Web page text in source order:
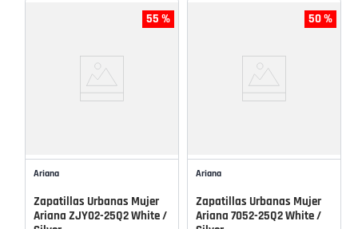
55 %
Ariana
Zapatillas Urbanas Mujer
Ariana ZJY02-25Q2 White /
50 %
Ariana
Zapatillas Urbanas Mujer
Ariana 7052-25Q2 White /